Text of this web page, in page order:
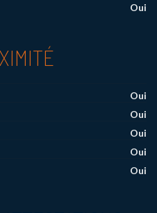
Oui
Oui
Oui
Oui
Oui
Oui